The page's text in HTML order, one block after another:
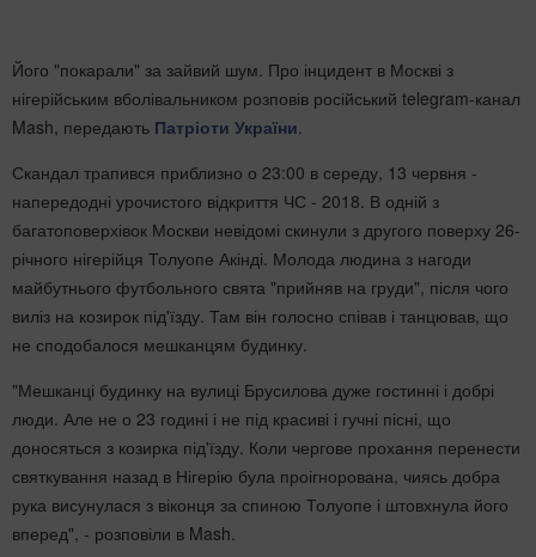
Його "покарали" за зайвий шум. Про інцидент в Москві з
нігерійським вболівальником розповів російський telegram-канал
Mash, передають Патріоти України.
Скандал трапився приблизно о 23:00 в середу, 13 червня -
напередодні урочистого відкриття ЧС - 2018. В одній з
багатоповерхівок Москви невідомі скинули з другого поверху 26-
річного нігерійця Толуопе Акінді. Молода людина з нагоди
майбутнього футбольного свята "прийняв на груди", після чого
виліз на козирок під'їзду. Там він голосно співав і танцював, що
не сподобалося мешканцям будинку.
"Мешканці будинку на вулиці Брусилова дуже гостинні і добрі
люди. Але не о 23 годині і не під красиві і гучні пісні, що
доносяться з козирка під'їзду. Коли чергове прохання перенести
святкування назад в Нігерію була проігнорована, чиясь добра
рука висунулася з віконця за спиною Толуопе і штовхнула його
вперед", - розповіли в Mash.